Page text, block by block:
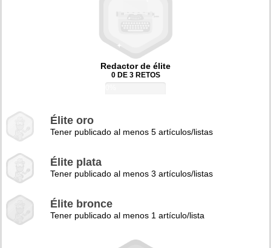
Redactor de élite
0 DE 3 RETOS
Élite oro
Tener publicado al menos 5 artículos/listas
Élite plata
Tener publicado al menos 3 artículos/listas
Élite bronce
Tener publicado al menos 1 artículo/lista